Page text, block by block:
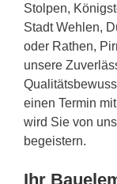
Stolpen,
Stadt Wehlen,
oder Rathen,
unsere
einen Termin
wird Sie von
begeistern.
Ihr